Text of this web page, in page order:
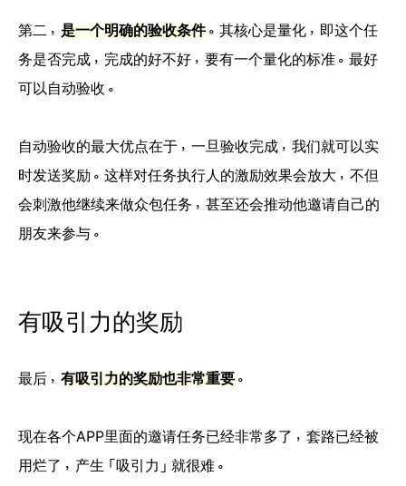
第二， 是一个明确的验收条件。其核心是量化，即这个任
务是否完成，完成的好不好，要有一个量化的标准。最好
可以自动验收。
自动验收的最大优点在于，一旦验收完成，我们就可以实
时发送奖励。这样对任务执行人的激励效果会放大，不但
会刺激他继续来做众包任务，甚至还会推动他邀请自己的
朋友来参与。
有吸引力的奖励
最后， 有吸引力的奖励也非常重要 。
现在各个APP里面的邀请任务已经非常多了，套路已经被
用烂了，产生「吸引力」就很难。